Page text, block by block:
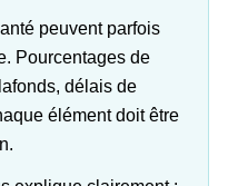
peuvent parfois
Pourcentages de
délais de
élément doit être